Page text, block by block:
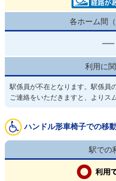
各ホーム間（
利用に
駅係員が不在となります。駅係員
ご連絡をいただきますと、よりス
ハンドル形車椅子での移
駅での